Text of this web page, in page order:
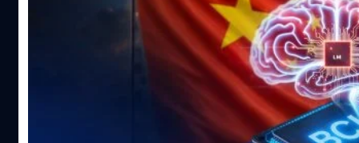
เปลี่ยนแปลงของแสงออกไป เพื่อแปลงภาพให้กลายเป็นภาพ
นิ่งแบบไทม์แลปส์ของเส้นเลือดในดวงตา และใช้โมเดล AI ที่
ชื่อว่า VesselNet จะวิเคราะห์รูปแบบการไหลเวียนของเซลล์
เม็ดเลือด เพื่อทำนายระดับฮีโมโกลบินและปริมาณเม็ดเลือด
บัส’ (Nimbus) ซึ่งเป็นสายพันธุ์ต่อจากสายพันธุ์ JN.1 ที่เป็น
สายพันธุ์หลักของไวรัสโควิด-19 ที่แพร่ระบาดในสิงคโปร์ก่อน
หน้านี้ ซึ่งสายพันธุ์นี้คิดเป็นสัดส่วนมากกว่าครึ่งหนึ่งของ
จำนวนผู้ติดเชื้อทั้งหมด โดยศูนย์ควบคุมและป้องกันโรค
(CDA) ระบุว่าวัคซีนโควิด-19 ที่มีอยู่ยังคงมีประสิทธิภาพใน
การป้องกันสายพันธุ์นี้ นายแพทย์นาเรส สมิตาสิน (Dr. Nares
Smitasin) ที่ปรึกษาอาวุโสของโรงพยาบาลมหาวิทยาลัยแห่ง
ก้าวสำคัญทางการแพทย์ ! จีนลุยทดลอง
เทคโนโลยี BCI ฝังชิปในสมองเต็มรูปแบบเป็น
นี่ถือเป็นความหวังใหม่ของวงการแพทย์เลยก็ว่าได้ เพราะ
ล่าสุดประเทศจีนได้เดินหน้าเริ่มการทดลองทางคลินิกแบบ
หลายศูนย์เป็นครั้งแรก สำหรับระบบเชื่อมต่อสมองกับ